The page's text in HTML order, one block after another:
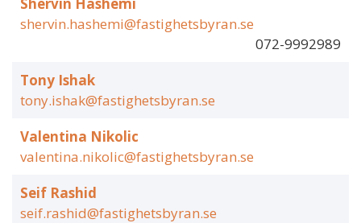
shervin.hashemi@fastighetsbyran.se
072-9992989
Tony Ishak
tony.ishak@fastighetsbyran.se
Valentina Nikolic
valentina.nikolic@fastighetsbyran.se
Seif Rashid
seif.rashid@fastighetsbyran.se